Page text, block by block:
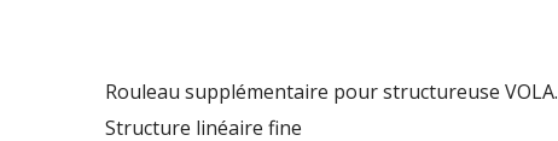
Rouleau supplémentaire pour structureuse VOLA.
Structure linéaire fine